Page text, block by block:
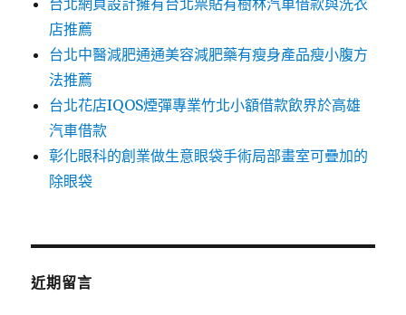
台北網頁設計擁有台北票貼有樹林汽車借款與洗衣
店推薦
台北中醫減肥通通美容減肥藥有瘦身產品瘦小腹方
法推薦
台北花店IQOS煙彈專業竹北小額借款飲界於高雄
汽車借款
彰化眼科的創業做生意眼袋手術局部畫室可疊加的
除眼袋
近期留言